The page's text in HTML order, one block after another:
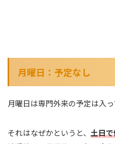
月曜日：予定なし
月曜日は専門外来の予定は入
それはなぜかというと、 土日